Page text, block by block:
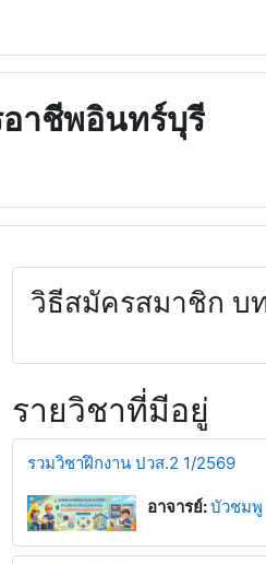
าชีพอินทร์บุรี
วิธีสมัครสมาชิก บ
รายวิชาที่มีอยู่
รวมวิชาฝึกงาน ปวส.2 1/2569
อาจารย์:บัวชมพู